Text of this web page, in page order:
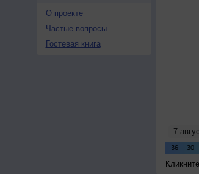
О проекте
Частые вопросы
Гостевая книга